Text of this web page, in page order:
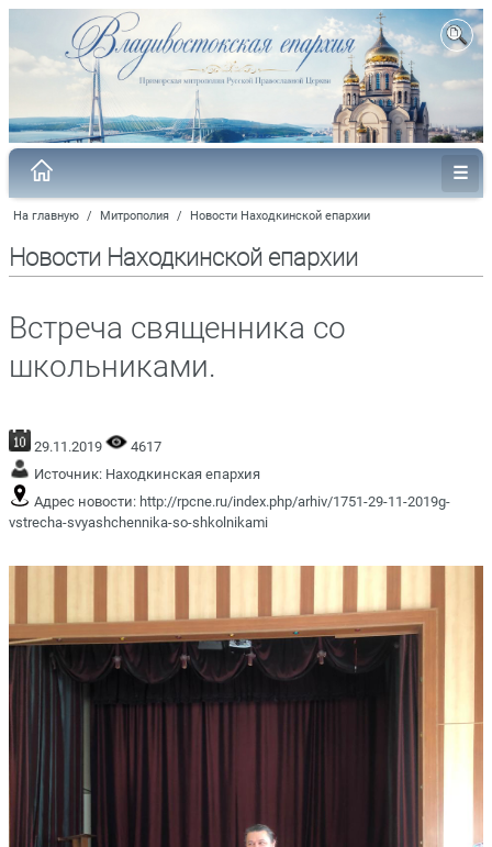
На главную / Митрополия / Новости Находкинской епархии
Новости Находкинской епархии
Встреча священника со
школьниками.
29.11.2019
4617
Источник: Находкинская епархия
Адрес новости: http://rpcne.ru/index.php/arhiv/1751-29-11-2019g-
vstrecha-svyashchennika-so-shkolnikami